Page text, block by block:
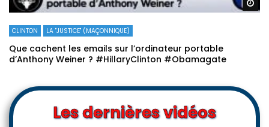
CLINTON LA "JUSTICE" (MAÇONNIQUE)
Que cachent les emails sur l’ordinateur portable
d’Anthony Weiner ? #HillaryClinton #Obamagate
Les dernières vidéos